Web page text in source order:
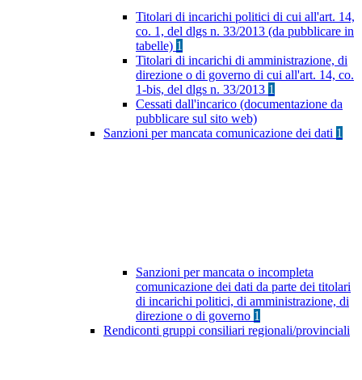
Titolari di incarichi politici di cui all'art. 14,
co. 1, del dlgs n. 33/2013 (da pubblicare in
tabelle) 1
Titolari di incarichi di amministrazione, di
direzione o di governo di cui all'art. 14, co.
1-bis, del dlgs n. 33/2013 1
Cessati dall'incarico (documentazione da
pubblicare sul sito web)
Sanzioni per mancata comunicazione dei dati 1
Sanzioni per mancata o incompleta
comunicazione dei dati da parte dei titolari
di incarichi politici, di amministrazione, di
direzione o di governo 1
Rendiconti gruppi consiliari regionali/provinciali